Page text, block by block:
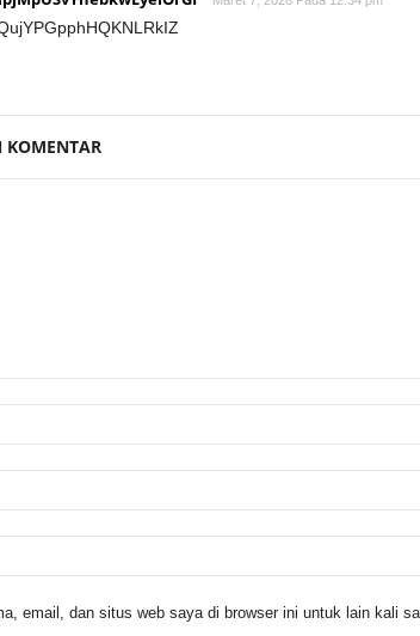
email, dan situs web saya di browser ini untuk lain kali